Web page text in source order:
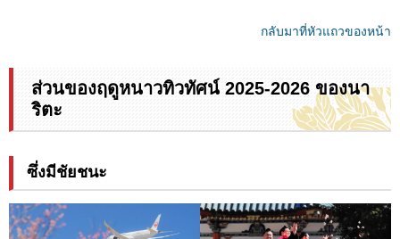
กลับมาที่หัวแถวของหน้า
ส่วนของฤดูหนาวทิวทัศน์ 2025-2026 ของนา
ริตะ
ซึ่งมีชัยชนะ